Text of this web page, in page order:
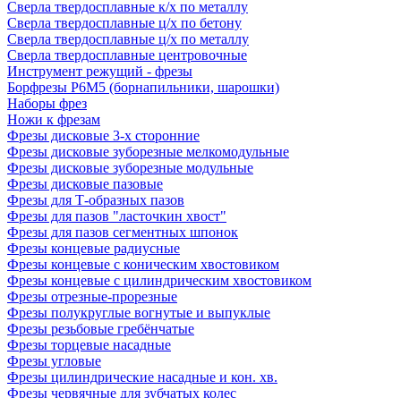
Сверла твердосплавные к/х по металлу
Сверла твердосплавные ц/х по бетону
Сверла твердосплавные ц/х по металлу
Сверла твердосплавные центровочные
Инструмент режущий - фрезы
Борфрезы Р6М5 (борнапильники, шарошки)
Наборы фрез
Ножи к фрезам
Фрезы дисковые 3-х сторонние
Фрезы дисковые зуборезные мелкомодульные
Фрезы дисковые зуборезные модульные
Фрезы дисковые пазовые
Фрезы для Т-образных пазов
Фрезы для пазов "ласточкин хвост"
Фрезы для пазов сегментных шпонок
Фрезы концевые радиусные
Фрезы концевые с коническим хвостовиком
Фрезы концевые с цилиндрическим хвостовиком
Фрезы отрезные-прорезные
Фрезы полукруглые вогнутые и выпуклые
Фрезы резьбовые гребёнчатые
Фрезы торцевые насадные
Фрезы угловые
Фрезы цилиндрические насадные и кон. хв.
Фрезы червячные для зубчатых колес